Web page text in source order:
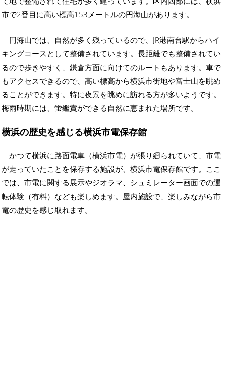
市で2番目に高い標高153メートルの円海山があります。
円海山では、自然が多く残っているので、JR港南台駅からハイ
キングコースとして整備されています。長距離でも整備されてい
るので歩きやすく、鎌倉方面に向けてのルートもあります。車で
もアクセスできるので、高い標高から横浜市街地や富士山を眺め
ることができます。特に夜景を眺めに訪れる方が多いようです。
梅雨時期には、蛍鑑賞ができる自然に恵まれた場所です。
横浜の歴史を感じる横浜市電保存館
かつて横浜に路面電車（横浜市電）が張り廻られていて、市電
が走っていたことを保存する施設が、横浜市電保存館です。ここ
では、市電に関する展示やジオラマ、シュミレーター画面での運
転体験（有料）なども楽しめます。屋内施設で、楽しみながら市
電の歴史を感じ取れます。